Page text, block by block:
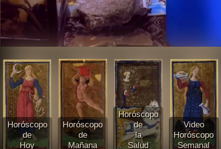
Horóscopo
de
Hoy
Horóscopo
de
Mañana
Horóscopo
de
la
Salud
Video
Horóscopo
Semanal